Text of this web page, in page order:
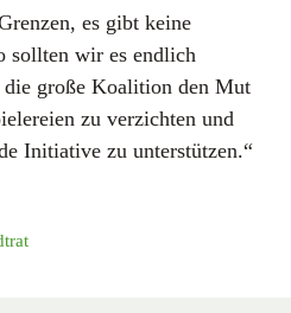
es gibt keine
sollten wir es endlich
die große Koalition den Mut
zu verzichten und
Initiative zu unterstützen.“